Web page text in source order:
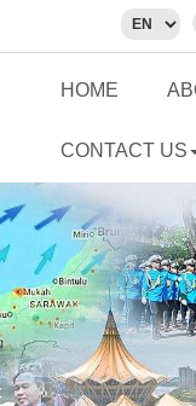
HOME
CONTACT US